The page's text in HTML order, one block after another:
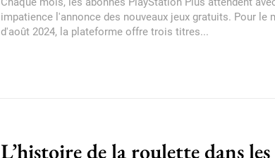
impatience l'annonce des nouveaux jeux gratuits. Pour le
d'août 2024, la plateforme offre trois titres...
L’histoire de la roulette dans